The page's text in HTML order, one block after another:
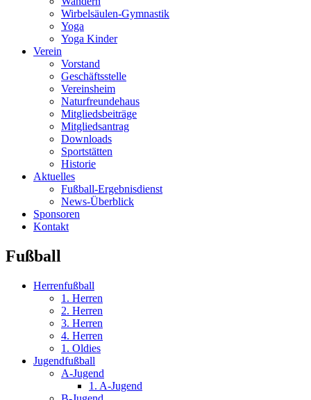
Wirbelsäulen-Gymnastik
Yoga
Yoga Kinder
Verein
Vorstand
Geschäftsstelle
Vereinsheim
Naturfreundehaus
Mitgliedsbeiträge
Mitgliedsantrag
Downloads
Sportstätten
Historie
Aktuelles
Fußball-Ergebnisdienst
News-Überblick
Sponsoren
Kontakt
Fußball
Herrenfußball
1. Herren
2. Herren
3. Herren
4. Herren
1. Oldies
Jugendfußball
A-Jugend
1. A-Jugend